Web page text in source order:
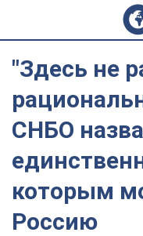
"Здесь не
СНБО
которым
Россию